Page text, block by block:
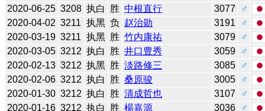
2020-06-25 3208 执白 胜 中根直行 3077
♂
2020-04-02 3211 执黑 负 赵治勋 3191
♂
2020-03-19 3211 执黑 胜 竹内康祐 3079
♂
2020-03-05 3212 执白 胜 井口豊秀 3059
♂
2020-02-13 3212 执黑 胜 淡路修三 3085
♂
2020-02-06 3212 执白 胜 桑原骏 3005
♂
2020-01-30 3212 执白 胜 清成哲也 3107
♂
2020-01-16 3212 执白 胜 楊嘉源 3036 ♂